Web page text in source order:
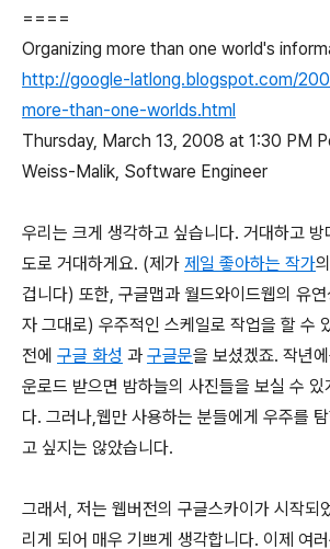
====
Organizing more than one world's
http://google-latlong.blogspot.com/
more-than-one-worlds.html
Thursday, March 13, 2008 at 1:30 PM
Weiss-Malik, Software Engineer
우리는 크게 생각하고 싶습니다. 거대하고
도로 거대하게요. (제가 제일 좋아하는 작가
겁니다) 또한, 구글맵과 월드와이드웹의 유
자 그대로) 우주적인 스케일로 작업을 할 수
전에 구글 화성 과 구글문을 보셨겠죠. 작년
운로드 받으면 밤하늘의 사진들을 보실 수 있
다. 그러나,웹만 사용하는 분들에게 우주를
고 싶지는 않았습니다.
그래서, 저는 웹버전의 구글스카이가 시작되
리게 되어 매우 기쁘게 생각합니다. 이제 여